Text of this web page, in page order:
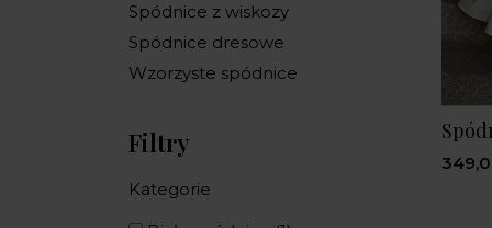
Spódnice z wiskozy
Spódnice dresowe
Wzorzyste spódnice
Filtry
Kategorie